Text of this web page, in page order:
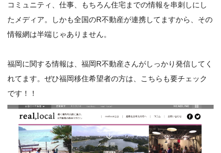
コミュニティ、仕事、もちろん住宅までの情報を串刺しにし
たメディア。しかも全国のR不動産が連携してますから、その
情報網は半端じゃありません。
福岡に関する情報は、福岡R不動産さんがしっかり発信してく
れてます。ぜひ福岡移住希望者の方は、こちらも要チェック
です！！